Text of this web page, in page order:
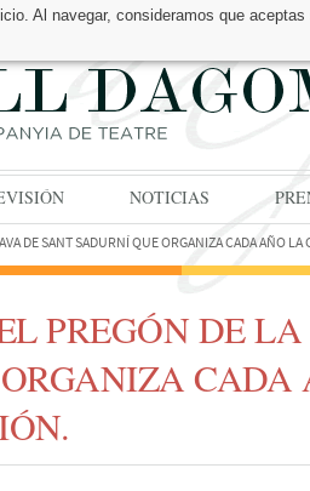
Al navegar, consideramos que aceptas
NOTICIAS
DE SANT SADURNÍ QUE ORGANIZA CADA AÑO
PREGÓN DE
CADA